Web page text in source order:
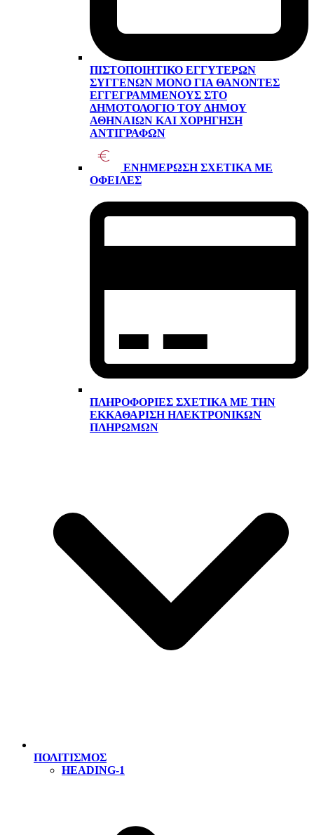
ΠΙΣΤΟΠΟΙΗΤΙΚΌ ΕΓΓΥΤΈΡΩΝ
ΣΥΓΓΕΝΏΝ ΜΌΝΟ ΓΙΑ ΘΑΝΌΝΤΕΣ
ΕΓΓΕΓΡΑΜΜΈΝΟΥΣ ΣΤΟ
ΔΗΜΟΤΟΛΌΓΙΟ ΤΟΥ ΔΉΜΟΥ
ΑΘΗΝΑΊΩΝ ΚΑΙ ΧΟΡΉΓΗΣΗ
ΑΝΤΙΓΡΆΦΩΝ
ΕΝΗΜΈΡΩΣΗ ΣΧΕΤΙΚΆ ΜΕ
ΟΦΕΙΛΈΣ
ΠΛΗΡΟΦΟΡΊΕΣ ΣΧΕΤΙΚΆ ΜΕ ΤΗΝ
ΕΚΚΑΘΆΡΙΣΗ ΗΛΕΚΤΡΟΝΙΚΏΝ
ΠΛΗΡΩΜΏΝ
ΠΟΛΙΤΙΣΜΟΣ
HEADING-1